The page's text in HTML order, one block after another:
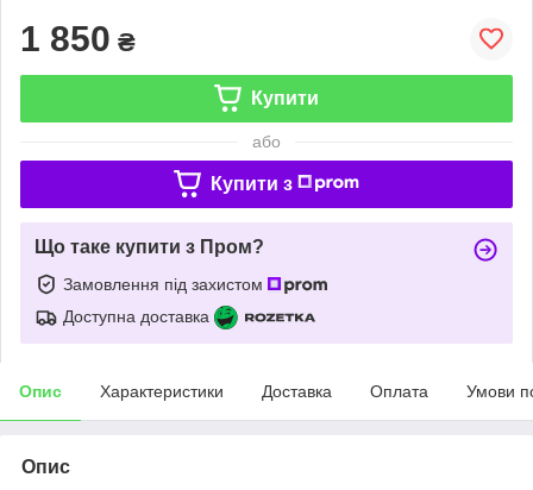
1 850 ₴
Купити
або
Купити з
Що таке купити з Пром?
Замовлення під захистом
Доступна доставка
Опис Характеристики Доставка Оплата Умови
Опис